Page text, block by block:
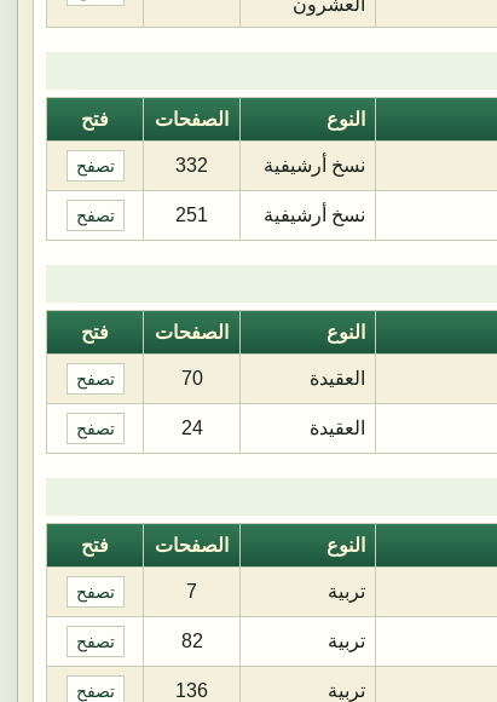
النوع الصفحات فتح
نسخ أرشيفية 332 تصفح
نسخ أرشيفية 251 تصفح
النوع الصفحات فتح
العقيدة 70 تصفح
العقيدة 24 تصفح
النوع الصفحات فتح
تربية 7 تصفح
تربية 82 تصفح
تربية 136 تصفح